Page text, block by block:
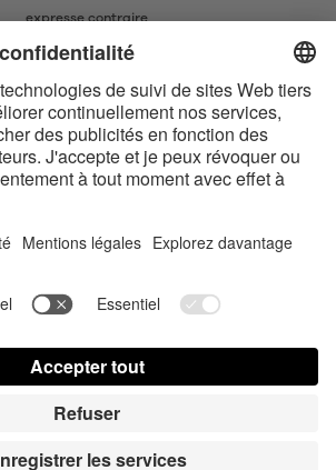
expresse contraire
et les logos Bluetooth® sont des marques
par Satisfyer GmbH est soumise à une licence.
Apple Watch sont des marques commerciales
Play et le logo Google Play sont des marques
de Google LLC.
us today
Contact Connexion presse